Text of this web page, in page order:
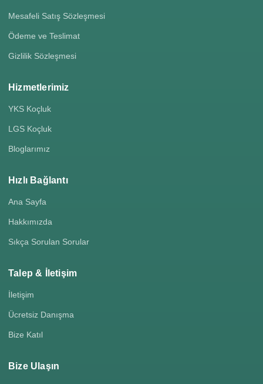
Mesafeli Satış Sözleşmesi
Ödeme ve Teslimat
Gizlilik Sözleşmesi
Hizmetlerimiz
YKS Koçluk
LGS Koçluk
Bloglarımız
Hızlı Bağlantı
Ana Sayfa
Hakkımızda
Sıkça Sorulan Sorular
Talep & İletişim
İletişim
Ücretsiz Danışma
Bize Katıl
Bize Ulaşın